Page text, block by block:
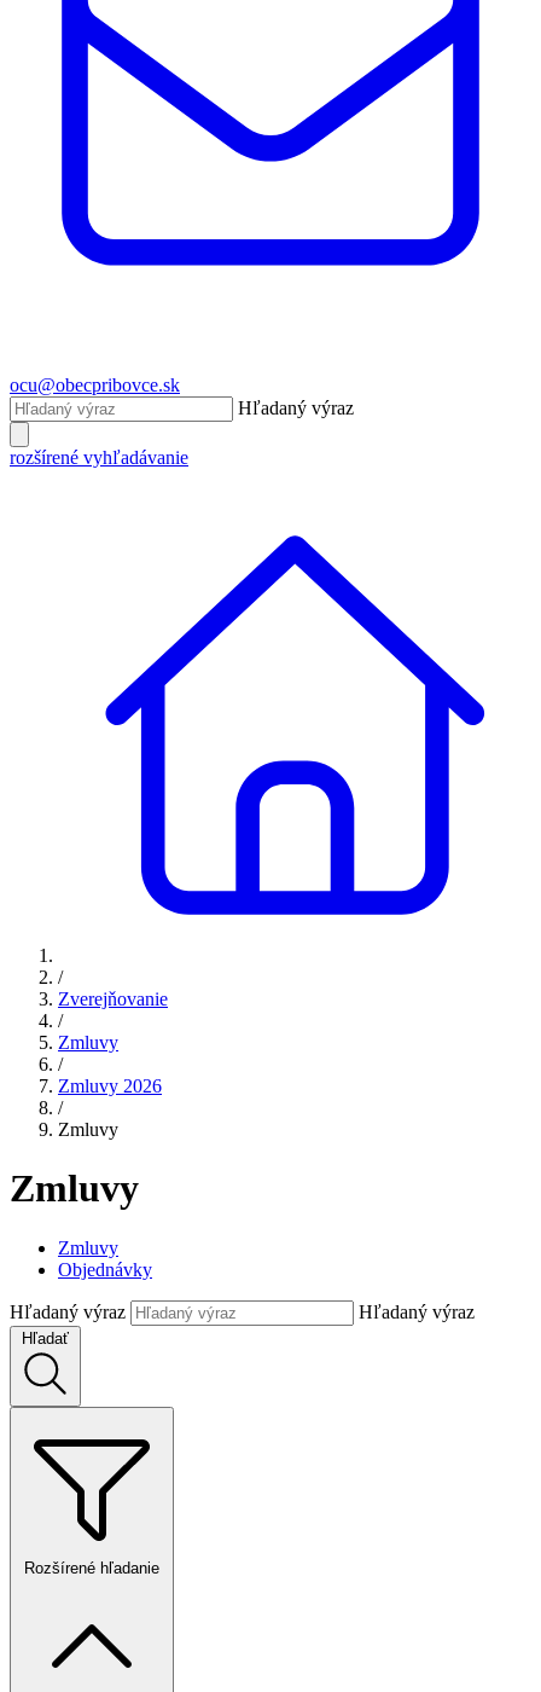
ocu@obecpribovce.sk
Hľadaný výraz
rozšírené vyhľadávanie
/
Zverejňovanie
/
Zmluvy
/
Zmluvy 2026
/
Zmluvy
Zmluvy
Zmluvy
Objednávky
Hľadaný výraz Hľadaný výraz
Hľadať
Rozšírené hľadanie